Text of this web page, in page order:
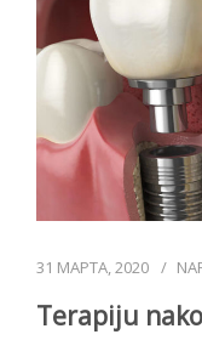
DR LOLIN
CENOVNIK
KONTAKT
СРПСКИ
31 МАРТА, 2020
Terapiju